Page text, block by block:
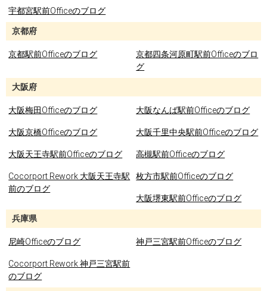
宇都宮駅前Officeのブログ
京都府
京都駅前Officeのブログ
京都四条河原町駅前Officeのブロ
グ
大阪府
大阪梅田Officeのブログ 大阪なんば駅前Officeのブログ
大阪京橋Officeのブログ 大阪千里中央駅前Officeのブログ
大阪天王寺駅前Officeのブログ 高槻駅前Officeのブログ
Cocorport Rework 大阪天王寺駅
前のブログ
枚方市駅前Officeのブログ
大阪堺東駅前Officeのブログ
兵庫県
尼崎Officeのブログ 神戸三宮駅前Officeのブログ
Cocorport Rework 神戸三宮駅前
のブログ